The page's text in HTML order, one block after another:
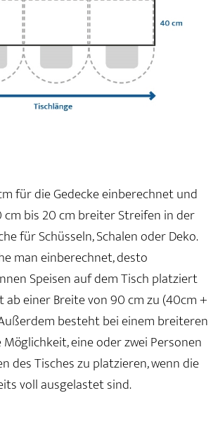
für die Gedecke einberechnet und
cm bis 20 cm breiter Streifen in der
für Schüsseln, Schalen oder Deko.
man einberechnet, desto
Speisen auf dem Tisch platziert
einer Breite von 90 cm zu (40cm +
besteht bei einem breiteren
eine oder zwei Personen
des Tisches zu platzieren, wenn die
voll ausgelastet sind.